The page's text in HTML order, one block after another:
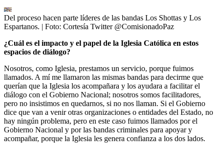
Del proceso hacen parte líderes de las bandas Los Shottas y Los
Espartanos. | Foto: Cortesía Twitter @ComisionadoPaz
¿Cuál es el impacto y el papel de la Iglesia Católica en estos
espacios de diálogo?
Nosotros, como Iglesia, prestamos un servicio, porque fuimos
llamados. A mí me llamaron las mismas bandas para decirme que
querían que la Iglesia los acompañara y los ayudara a facilitar el
diálogo con el Gobierno Nacional; nosotros somos facilitadores,
pero no insistimos en quedarnos, si no nos llaman. Si el Gobierno
dice que van a venir otras organizaciones o entidades del Estado, no
hay ningún problema, pero en este caso fuimos llamados por el
Gobierno Nacional y por las bandas criminales para apoyar y
acompañar, porque la Iglesia les genera confianza a los dos lados.